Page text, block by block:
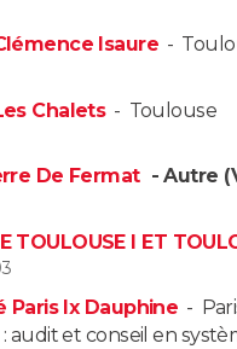
Isaure -
Chalets- Toulouse
De Fermat - Autre
TOULOUSE I ET
Paris Ix Dauphine -
: audit et conseil en